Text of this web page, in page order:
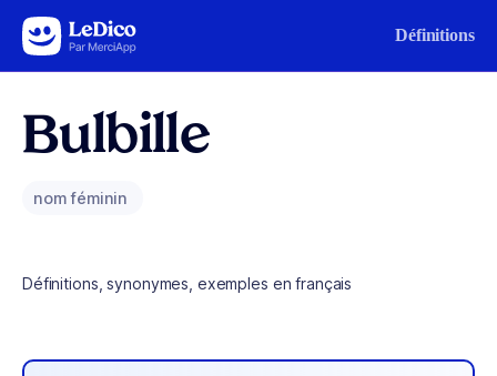
Aller au contenu Définitions
Bulbille
nom féminin
Définitions, synonymes, exemples en français